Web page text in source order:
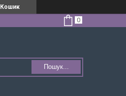
Кошик
Пошук...